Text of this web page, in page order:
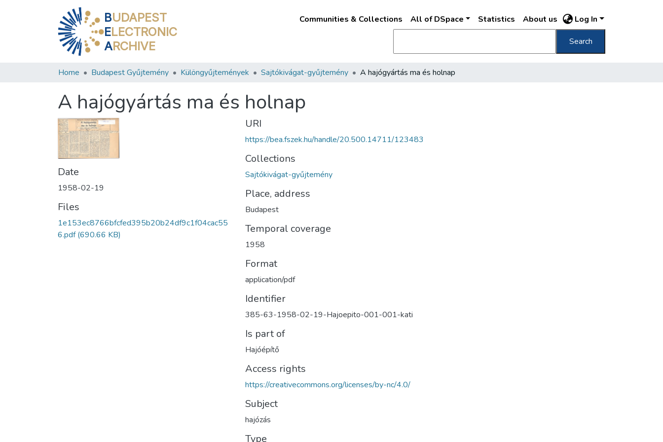
BUDAPEST
ELECTRONIC
ARCHIVE
Communities & Collections All of DSpace Statistics About us Log In
Search
Home Budapest Gyűjtemény Különgyűjtemények Sajtókivágat-gyűjtemény A hajógyártás ma és holnap
A hajógyártás ma és holnap
Date
1958-02-19
Files
1e153ec8766bfcfed395b20b24df9c1f04cac55
6.pdf(690.66 KB)
URI
https://bea.fszek.hu/handle/20.500.14711/123483
Collections
Sajtókivágat-gyűjtemény
Place, address
Budapest
Temporal coverage
1958
Format
application/pdf
Identifier
385-63-1958-02-19-Hajoepito-001-001-kati
Is part of
Hajóépítő
Access rights
https://creativecommons.org/licenses/by-nc/4.0/
Subject
hajózás
Type